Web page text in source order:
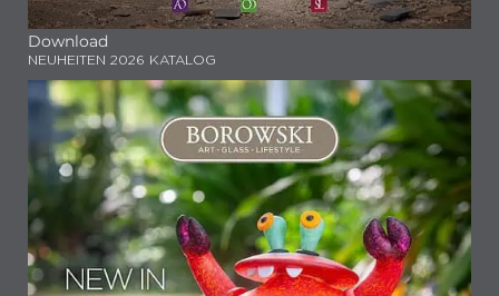
Download
NEUHEITEN 2026 KATALOG